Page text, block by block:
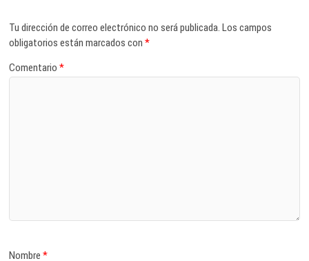
Tu dirección de correo electrónico no será publicada. Los campos
obligatorios están marcados con*
Comentario*
Nombre*